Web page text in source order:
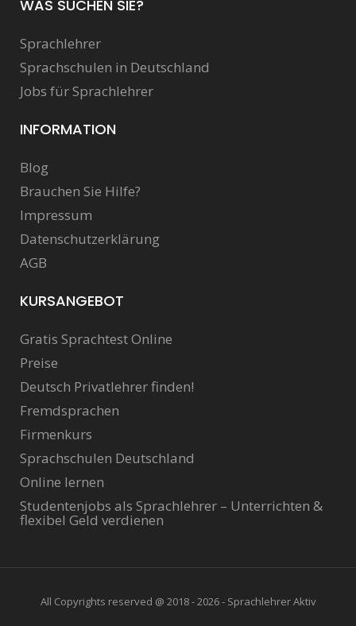
WAS SUCHEN SIE?
Sprachlehrer
Sprachschulen in Deutschland
Jobs für Sprachlehrer
INFORMATION
Blog
Brauchen Sie Hilfe?
Impressum
Datenschutzerklärung
AGB
KURSANGEBOT
Gratis Sprachtest Online
Preise
Deutsch Privatlehrer finden!
Fremdsprachen
Firmenkurs
Sprachschulen Deutschland
Online lernen
Studentenjobs als Sprachlehrer – Unterrichten &
flexibel Geld verdienen
All Copyrights reserved @ 2018 - 2026 - Sprachlehrer Aktiv